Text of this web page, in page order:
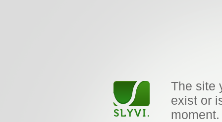
The site
exist or
moment.